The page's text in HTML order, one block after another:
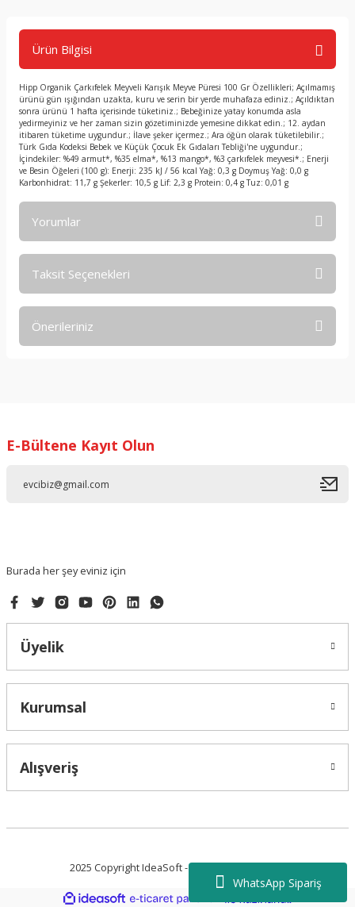
WhatsApp Sipariş
Ürün Bilgisi
Hipp Organik Çarkıfelek Meyveli Karışık Meyve Püresi 100 Gr Özellikleri; Açılmamış
ürünü gün ışığından uzakta, kuru ve serin bir yerde muhafaza ediniz.; Açıldıktan
sonra ürünü 1 hafta içerisinde tüketiniz.; Bebeğinize yatay konumda asla
yedirmeyiniz ve her zaman sizin gözetiminizde yemesine dikkat edin.; 12. aydan
itibaren tüketime uygundur.; İlave şeker içermez.; Ara öğün olarak tüketilebilir.;
Türk Gıda Kodeksi Bebek ve Küçük Çocuk Ek Gıdaları Tebliği'ne uygundur.;
İçindekiler: %49 armut*, %35 elma*, %13 mango*, %3 çarkıfelek meyvesi*.; Enerji
ve Besin Öğeleri (100 g): Enerji: 235 kJ / 56 kcal Yağ: 0,3 g Doymuş Yağ: 0,0 g
Karbonhidrat: 11,7 g Şekerler: 10,5 g Lif: 2,3 g Protein: 0,4 g Tuz: 0,01 g
Yorumlar
Taksit Seçenekleri
Önerileriniz
Ürün resmi kalitesiz, bozuk veya görüntülenemiyor.
E-Bültene Kayıt Olun
Burada her şey eviniz için
Üyelik
Kurumsal
Alışveriş
2025 Copyright IdeaSoft - Tüm Hakları Saklıdır.
ideasoft